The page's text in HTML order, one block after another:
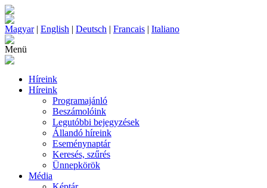
Magyar| English | Deutsch | Francais | Italiano
Menü
Híreink
Híreink
Programajánló
Beszámolóink
Legutóbbi bejegyzések
Állandó híreink
Eseménynaptár
Keresés, szűrés
Ünnepkörök
Média